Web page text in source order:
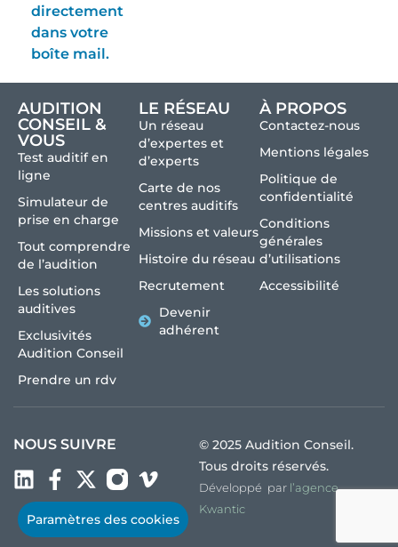
Paramètres des cookies
directement
dans votre
boîte mail.
AUDITION
CONSEIL &
VOUS
Test auditif en
ligne
Simulateur de
prise en charge
Tout comprendre
de l’audition
Les solutions
auditives
Exclusivités
Audition Conseil
Prendre un rdv
LE RÉSEAU
Un réseau
d’expertes et
d’experts
Carte de nos
centres auditifs
Missions et valeurs
Histoire du réseau
Recrutement
Devenir
adhérent
À PROPOS
Contactez-nous
Mentions légales
Politique de
confidentialité
Conditions
générales
d’utilisations
Accessibilité
NOUS SUIVRE
© 2025 Audition Conseil.
Tous droits réservés.
Développé par l’agence
Kwantic